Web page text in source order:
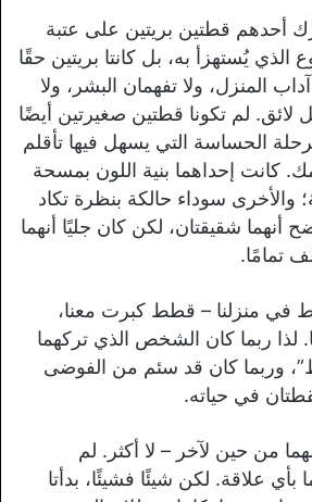
أحدهم قطتين بريتين على عتبة
الذي يُستهزأ به، بل كانتا بريتين حقًا
المنزل، ولا تفهمان البشر، ولا
لائق. لم تكونا قطتين صغيرتين أيضًا
الحساسة التي يسهل فيها تأقلم
كانت إحداهما بنية اللون بمسحة
والأخرى سوداء حالكة بنظرة تكاد
أنهما شقيقتان، لكن كان جليًا أنهما
تمامًا.
في منزلنا – قطط كبرت معنا،
لذا ربما كان الشخص الذي تركهما
وربما كان قد سئم من الفوضى
في حياته.
من حين لآخر – لا أكثر. لم
علاقة. لكن شيئًا فشيئًا، بدأتا